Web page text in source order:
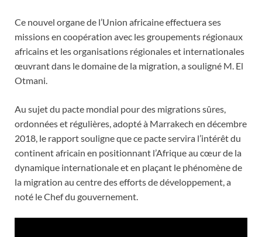
Ce nouvel organe de l’Union africaine effectuera ses
missions en coopération avec les groupements régionaux
africains et les organisations régionales et internationales
œuvrant dans le domaine de la migration, a souligné M. El
Otmani.
Au sujet du pacte mondial pour des migrations sûres,
ordonnées et régulières, adopté à Marrakech en décembre
2018, le rapport souligne que ce pacte servira l’intérêt du
continent africain en positionnant l’Afrique au cœur de la
dynamique internationale et en plaçant le phénomène de
la migration au centre des efforts de développement, a
noté le Chef du gouvernement.